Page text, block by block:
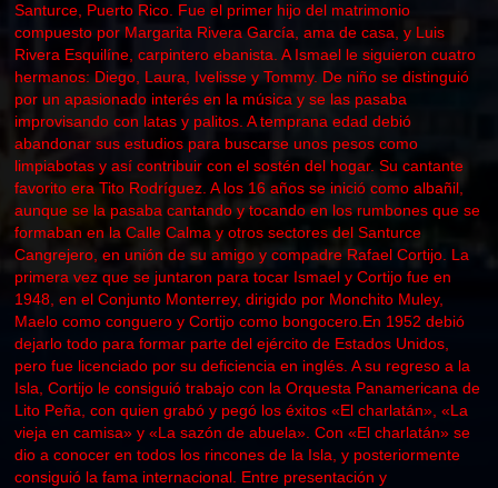
Santurce, Puerto Rico. Fue el primer hijo del matrimonio
compuesto por Margarita Rivera García, ama de casa, y Luis
Rivera Esquilíne, carpintero ebanista. A Ismael le siguieron cuatro
hermanos: Diego, Laura, Ivelisse y Tommy. De niño se distinguió
por un apasionado interés en la música y se las pasaba
improvisando con latas y palitos. A temprana edad debió
abandonar sus estudios para buscarse unos pesos como
limpiabotas y así contribuir con el sostén del hogar. Su cantante
favorito era Tito Rodríguez. A los 16 años se inició como albañil,
aunque se la pasaba cantando y tocando en los rumbones que se
formaban en la Calle Calma y otros sectores del Santurce
Cangrejero, en unión de su amigo y compadre Rafael Cortijo. La
primera vez que se juntaron para tocar Ismael y Cortijo fue en
1948, en el Conjunto Monterrey, dirigido por Monchito Muley,
Maelo como conguero y Cortijo como bongocero.En 1952 debió
dejarlo todo para formar parte del ejército de Estados Unidos,
pero fue licenciado por su deficiencia en inglés. A su regreso a la
Isla, Cortijo le consiguió trabajo con la Orquesta Panamericana de
Lito Peña, con quien grabó y pegó los éxitos «El charlatán», «La
vieja en camisa» y «La sazón de abuela». Con «El charlatán» se
dio a conocer en todos los rincones de la Isla, y posteriormente
consiguió la fama internacional. Entre presentación y